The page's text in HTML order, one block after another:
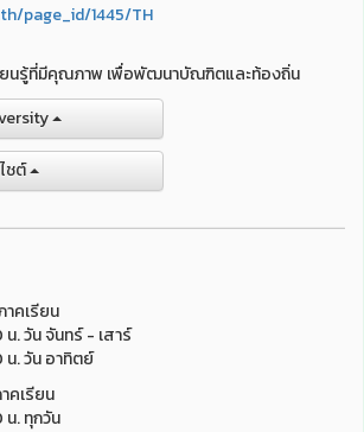
page_id/1445/TH
ยนรู้ที่มีคุณภาพ เพื่อพัฒนาบัณฑิตและท้องถิ่น
ชต์
าคเรียน
น. วัน จันทร์ - เสาร์
น. วัน อาทิตย์
คเรียน
น. ทุกวัน